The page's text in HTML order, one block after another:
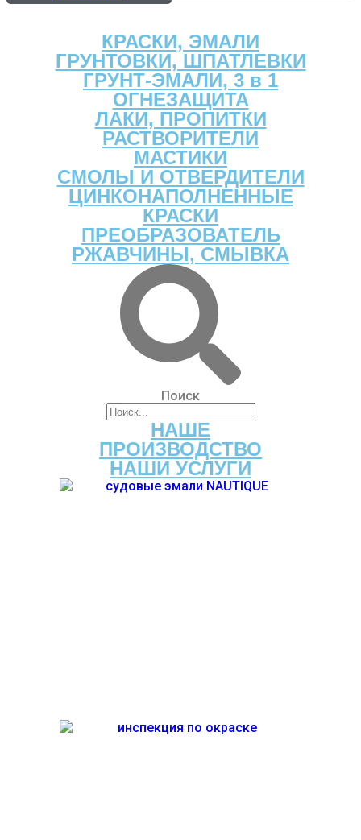
КРАСКИ, ЭМАЛИ
ГРУНТОВКИ, ШПАТЛЕВКИ
ГРУНТ-ЭМАЛИ, 3 в 1
ОГНЕЗАЩИТА
ЛАКИ, ПРОПИТКИ
РАСТВОРИТЕЛИ
МАСТИКИ
СМОЛЫ И ОТВЕРДИТЕЛИ
ЦИНКОНАПОЛНЕННЫЕ
КРАСКИ
ПРЕОБРАЗОВАТЕЛЬ
РЖАВЧИНЫ, СМЫВКА
Поиск
НАШЕ
ПРОИЗВОДСТВО
НАШИ УСЛУГИ